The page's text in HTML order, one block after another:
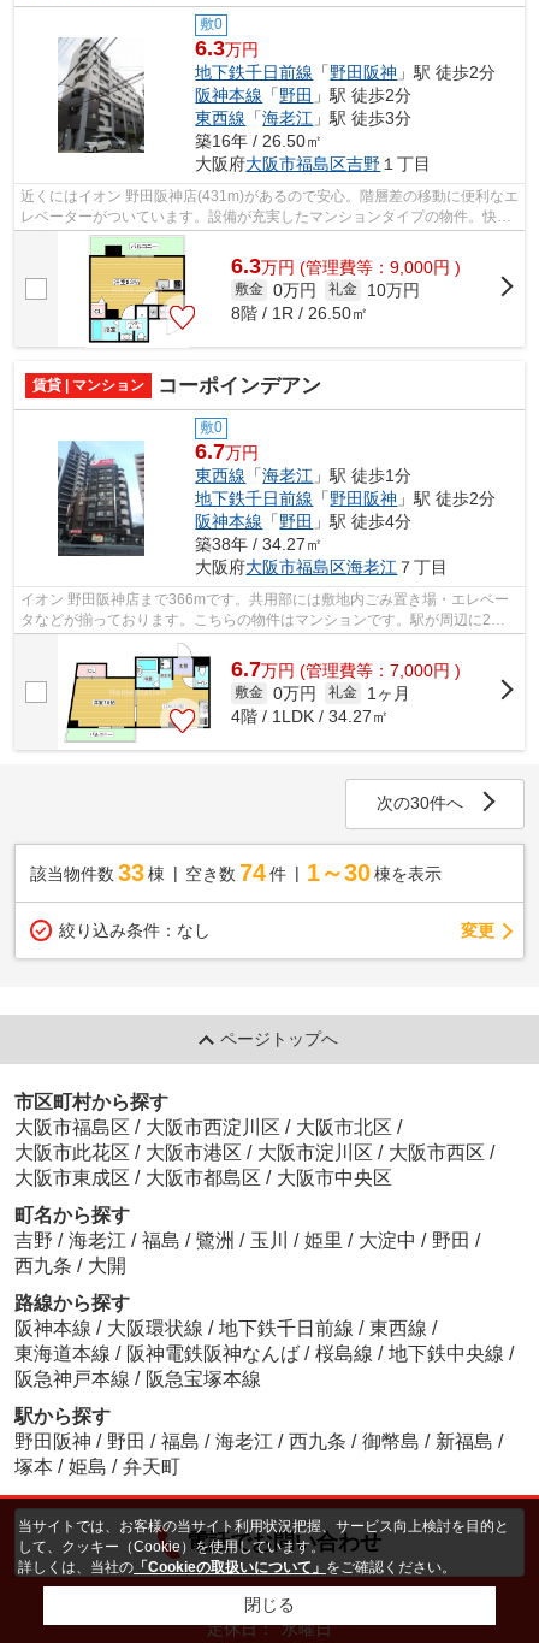
敷0
6.3万円
地下鉄千日前線 「野田阪神 」駅 徒歩2分
阪神本線 「野田 」駅 徒歩2分
東西線 「海老江 」駅 徒歩3分
築16年 / 26.50㎡
大阪府大阪市福島区吉野１丁目
近くにはイオン 野田阪神店(431m)があるので安心。階層差の移動に便利なエ
レベーターがついています。設備が充実したマンションタイプの物件。快適
な室内で高ニーズの平成22年築の物件...
6.3万円 (管理費等：9,000円 )
敷金 0万円 礼金
10万円
8階 / 1R / 26.50㎡
賃貸 | マンション コーポインデアン
敷0
6.7万円
東西線 「海老江 」駅 徒歩1分
地下鉄千日前線 「野田阪神 」駅 徒歩2分
阪神本線 「野田 」駅 徒歩4分
築38年 / 34.27㎡
大阪府大阪市福島区海老江 ７丁目
イオン 野田阪神店まで366mです。共用部には敷地内ごみ置き場・エレベー
タなどが揃っております。こちらの物件はマンションです。駅が周辺に2つ
あるので行動範囲が広がります。眺望良...
6.7万円 (管理費等：7,000円 )
敷金 0万円 礼金
1ヶ月
4階 / 1LDK / 34.27㎡
次の30件へ
該当物件数 33棟 空き数 74 件 1～30 棟を表示
絞り込み条件： なし 変更
ページトップへ
市区町村から探す
大阪市福島区 / 大阪市西淀川区 / 大阪市北区 /
大阪市此花区 / 大阪市港区 / 大阪市淀川区 / 大阪市西区 /
大阪市東成区 / 大阪市都島区 / 大阪市中央区
町名から探す
吉野 / 海老江 / 福島 / 鷺洲 / 玉川 / 姫里 / 大淀中 / 野田 /
西九条 / 大開
路線から探す
阪神本線 / 大阪環状線 / 地下鉄千日前線 / 東西線 /
東海道本線 / 阪神電鉄阪神なんば / 桜島線 / 地下鉄中央線 /
阪急神戸本線 / 阪急宝塚本線
駅から探す
野田阪神 / 野田 / 福島 / 海老江 / 西九条 / 御幣島 / 新福島 /
塚本 / 姫島 / 弁天町
電話でお問い合わせ
営業時間： 10:00～19：00
定休日： 水曜日
当サイトでは、お客様の当サイト利用状況把握、サービス向上検討を目的と
して、クッキー（Cookie）を使用しています。
詳しくは、当社の 「Cookieの取扱いについて」 をご確認ください。
閉じる